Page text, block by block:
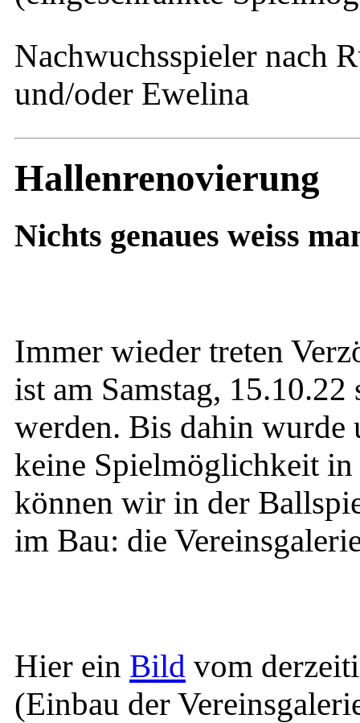
Nachwuchsspieler nach
und/oder Ewelina
Hallenrenovierung
Nichts genaues weiss
Immer wieder treten
ist am Samstag,
werden. Bis dahin wurde
keine Spielmöglichkeit
können wir in der
im Bau: die
Hier ein Bild vom
(Einbau der